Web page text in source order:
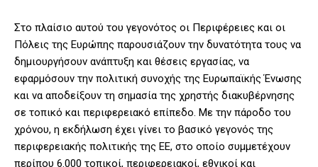
Στο πλαίσιο αυτού του γεγονότος οι Περιφέρειες και οι
Πόλεις της Ευρώπης παρουσιάζουν την δυνατότητα τους να
δημιουργήσουν ανάπτυξη και θέσεις εργασίας, να
εφαρμόσουν την πολιτική συνοχής της Ευρωπαϊκής Ένωσης
και να αποδείξουν τη σημασία της χρηστής διακυβέρνησης
σε τοπικό και περιφερειακό επίπεδο. Με την πάροδο του
χρόνου, η εκδήλωση έχει γίνει το βασικό γεγονός της
περιφερειακής πολιτικής της ΕΕ, στο οποίο συμμετέχουν
περίπου 6.000 τοπικοί, περιφερειακοί, εθνικοί και